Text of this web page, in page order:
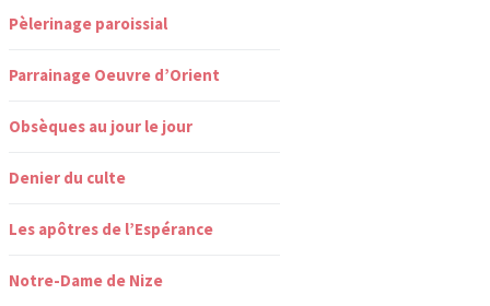
Pèlerinage paroissial
Parrainage Oeuvre d’Orient
Obsèques au jour le jour
Denier du culte
Les apôtres de l’Espérance
Notre-Dame de Nize